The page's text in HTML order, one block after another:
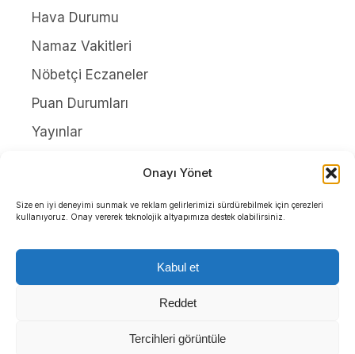
Onayı Yönet
Size en iyi deneyimi sunmak ve reklam gelirlerimizi sürdürebilmek için çerezleri
kullanıyoruz. Onay vererek teknolojik altyapımıza destek olabilirsiniz.
Kabul et
Reddet
Tercihleri görüntüle
Hava Durumu
Namaz Vakitleri
Nöbetçi Eczaneler
Puan Durumları
Yayınlar
İletişim